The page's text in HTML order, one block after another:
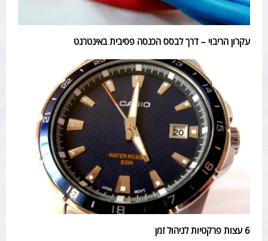
עקרון הריבוי – דרך לבסס הכנסה פסיבית באינטרנט
6 עצות פרקטיות לניהול זמן